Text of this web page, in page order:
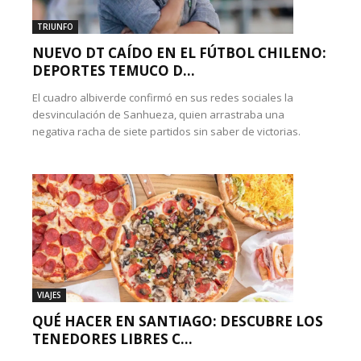
TRIUNFO
NUEVO DT CAÍDO EN EL FÚTBOL CHILENO:
DEPORTES TEMUCO D...
El cuadro albiverde confirmó en sus redes sociales la
desvinculación de Sanhueza, quien arrastraba una
negativa racha de siete partidos sin saber de victorias.
VIAJES
QUÉ HACER EN SANTIAGO: DESCUBRE LOS
TENEDORES LIBRES C...